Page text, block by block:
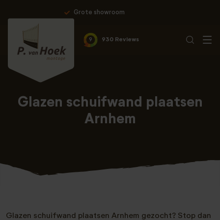
9 930 Reviews
Glazen schuifwand plaatsen
Arnhem
Glazen schuifwand plaatsen Arnhem gezocht? Stop dan